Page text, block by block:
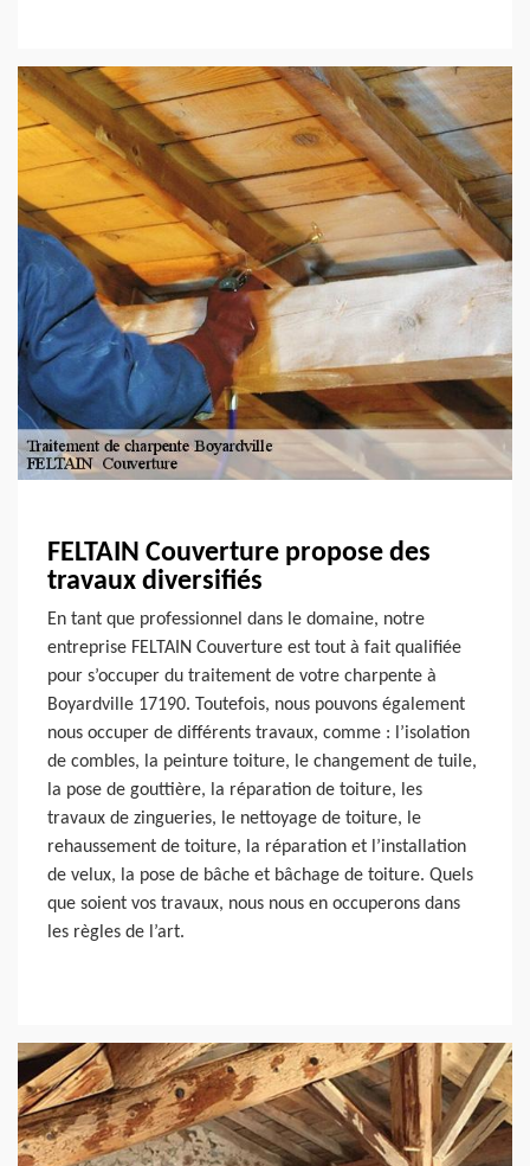
FELTAIN Couverture propose des
travaux diversifiés
En tant que professionnel dans le domaine, notre
entreprise FELTAIN Couverture est tout à fait qualifiée
pour s’occuper du traitement de votre charpente à
Boyardville 17190. Toutefois, nous pouvons également
nous occuper de différents travaux, comme : l’isolation
de combles, la peinture toiture, le changement de tuile,
la pose de gouttière, la réparation de toiture, les
travaux de zingueries, le nettoyage de toiture, le
rehaussement de toiture, la réparation et l’installation
de velux, la pose de bâche et bâchage de toiture. Quels
que soient vos travaux, nous nous en occuperons dans
les règles de l’art.